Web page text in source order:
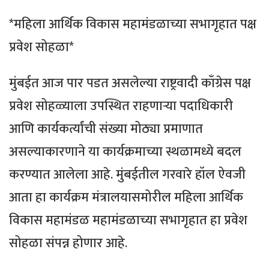
*महिला आर्थिक विकास महामंडळाच्या सभागृहात पक्ष
प्रवेश सोहळा*
मुंबईत आज पार पडत असलेल्या राष्ट्रवादी काँग्रेस पक्ष
प्रवेश सोहळ्याला उपस्थित राहणाऱ्या पदाधिकारी
आणि कार्यकर्त्यांची संख्या मोठ्या प्रमाणात
असल्याकारणाने या कार्यक्रमाच्या स्थळामध्ये बदल
करण्यात आलेला आहे. मुंबईतील गरवारे हॉल ऐवजी
आता हा कार्यक्रम मंत्रालयासमोरील महिला आर्थिक
विकास महामंडळ महामंडळाच्या सभागृहात हा प्रवेश
सोहळा संपन्न होणार आहे.